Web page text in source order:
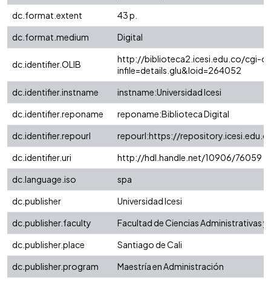
dc.format.extent
43 p.
dc.format.medium
Digital
dc.identifier.OLIB
http://biblioteca2.icesi.edu.co/cgi-
infile=details.glu&loid=264052
dc.identifier.instname
instname:Universidad Icesi
dc.identifier.reponame
reponame:Biblioteca Digital
dc.identifier.repourl
repourl:https://
dc.identifier.uri
http://hdl.handle.net/10906/76059
dc.language.iso
spa
dc.publisher
Universidad Icesi
dc.publisher.faculty
Facultad de Ciencias Administrativas
dc.publisher.place
Santiago de Cali
dc.publisher.program
Maestría en Administración